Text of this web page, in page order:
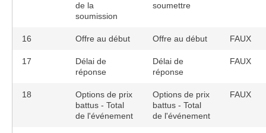
de la
soumission
soumettre
16 Offre au début Offre au début FAUX
17
Délai de
réponse
Délai de
réponse
FAUX
18
Options de prix
battus - Total
de l'événement
Options de prix
battus - Total
de l'événement
FAUX